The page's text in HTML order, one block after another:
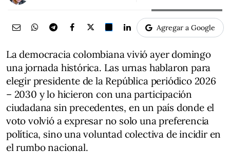
Agregar a Google
La democracia colombiana vivió ayer domingo
una jornada histórica. Las urnas hablaron para
elegir presidente de la República periódico 2026
– 2030 y lo hicieron con una participación
ciudadana sin precedentes, en un país donde el
voto volvió a expresar no solo una preferencia
política, sino una voluntad colectiva de incidir en
el rumbo nacional.